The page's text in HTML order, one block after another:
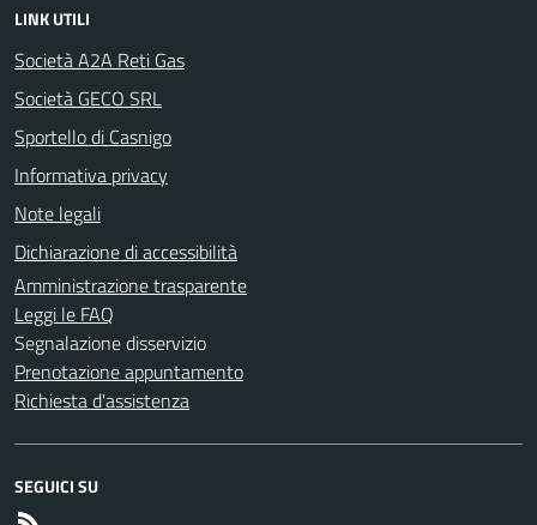
LINK UTILI
Società A2A Reti Gas
Società GECO SRL
Sportello di Casnigo
Informativa privacy
Note legali
Dichiarazione di accessibilità
Amministrazione trasparente
Leggi le FAQ
Segnalazione disservizio
Prenotazione appuntamento
Richiesta d'assistenza
SEGUICI SU